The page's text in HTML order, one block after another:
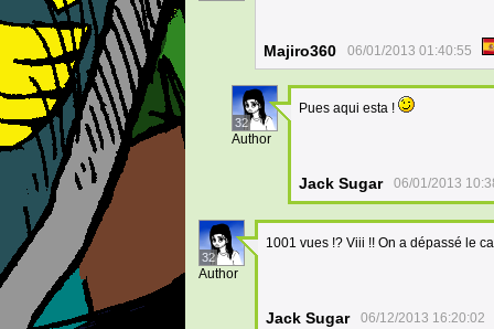
Majiro360 06/01/2013 01:40:55
32
Author
Pues aqui esta !
Jack Sugar 06/01/2013
32
Author
1001 vues !? Viii !! On a dépassé le
Jack Sugar 06/12/2013 16:20:02